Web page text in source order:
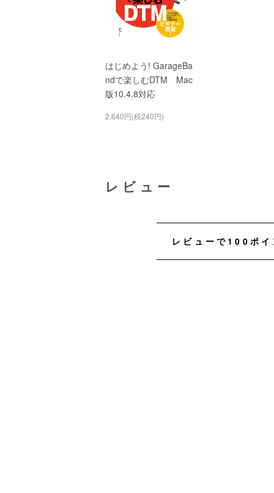
はじめよう! GarageBa
ndで楽しむDTM Mac
版10.4.8対応
2,640円(税240円)
レビュー
レビューで100ポ